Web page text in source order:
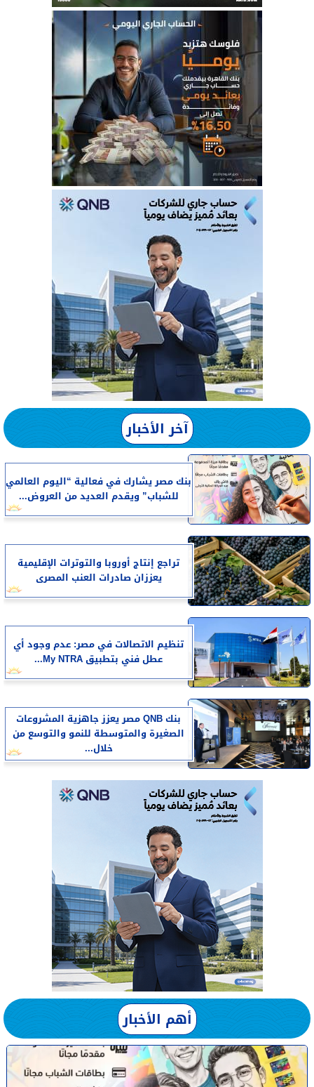
آخر الأخبار
بنك مصر يشارك في فعالية “اليوم العالمي
للشباب” ويقدم العديد من العروض...
تراجع إنتاج أوروبا والتوترات الإقليمية
يعززان صادرات العنب المصرى
تنظيم الاتصالات في مصر: عدم وجود أي
عطل فني بتطبيق My NTRA...
بنك QNB مصر يعزز جاهزية المشروعات
الصغيرة والمتوسطة للنمو والتوسع من
خلال...
أهم الأخبار